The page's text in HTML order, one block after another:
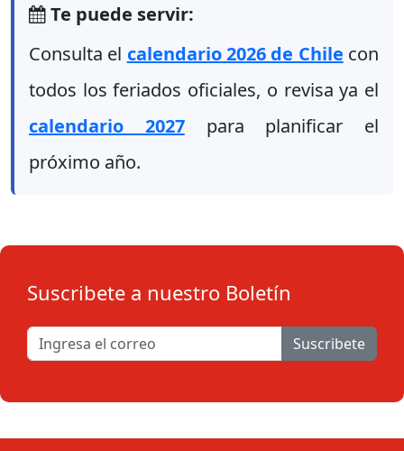
Te puede servir:
Consulta el calendario 2026 de Chile con
todos los feriados oficiales, o revisa ya el
calendario 2027para planificar el
próximo año.
Suscribete a nuestro Boletín
Suscribete